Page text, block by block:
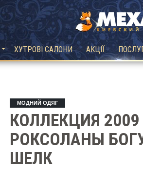
ХУТРОВІ САЛОНИ АКЦІЇ
МОДНИЙ ОДЯГ
КОЛЛЕКЦИЯ
РОКСОЛАНЫ
ШЕЛК